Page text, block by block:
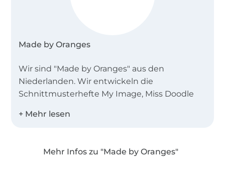
Made by Oranges
Wir sind "Made by Oranges" aus den
Niederlanden. Wir entwickeln die
Schnittmusterhefte My Image, Miss Doodle
Englisch, Niederländisch und Französisch an!
Mehr Infos zu "Made by Oranges"